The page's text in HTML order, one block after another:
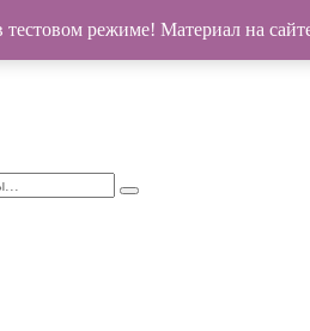
Хабаровск
тестовом режиме! Материал на